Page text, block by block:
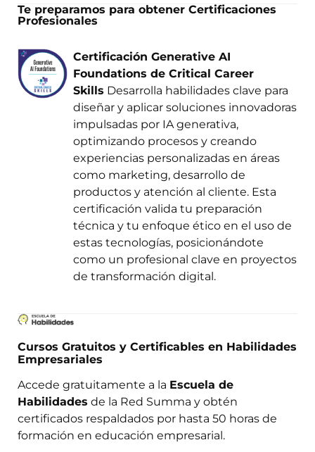
Te preparamos para obtener Certificaciones
Profesionales
Certificación Generative AI
Foundations de Critical Career
Skills Desarrolla habilidades clave para
diseñar y aplicar soluciones innovadoras
impulsadas por IA generativa,
optimizando procesos y creando
experiencias personalizadas en áreas
como marketing, desarrollo de
productos y atención al cliente. Esta
certificación valida tu preparación
técnica y tu enfoque ético en el uso de
estas tecnologías, posicionándote
como un profesional clave en proyectos
de transformación digital.
Cursos Gratuitos y Certificables en Habilidades
Empresariales
Accede gratuitamente a la Escuela de
Habilidades de la Red Summa y obtén
certificados respaldados por hasta 50 horas de
formación en educación empresarial.